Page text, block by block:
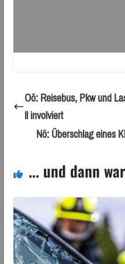
Oö: Reisebus, Pkw und
ll involviert
Nö: Überschlag eines
... und dann